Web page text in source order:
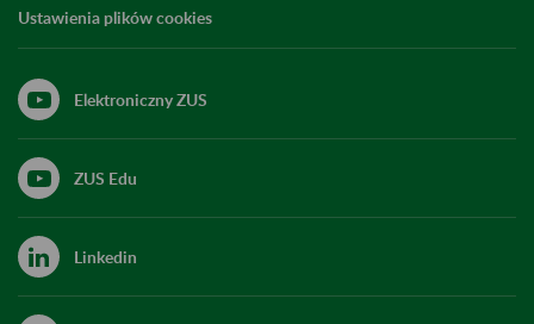
Ustawienia plików cookies
Elektroniczny ZUS
ZUS Edu
Linkedin